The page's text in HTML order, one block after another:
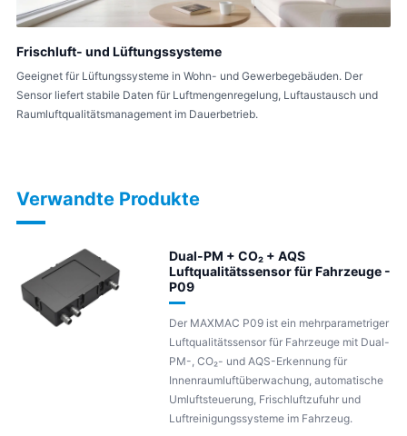
Frischluft- und Lüftungssysteme
Geeignet für Lüftungssysteme in Wohn- und Gewerbegebäuden. Der
Sensor liefert stabile Daten für Luftmengenregelung, Luftaustausch und
Raumluftqualitätsmanagement im Dauerbetrieb.
Verwandte Produkte
Dual-PM + CO₂ + AQS
Luftqualitätssensor für Fahrzeuge -
P09
Der MAXMAC P09 ist ein mehrparametriger
Luftqualitätssensor für Fahrzeuge mit Dual-
PM-, CO₂- und AQS-Erkennung für
Innenraumluftüberwachung, automatische
Umluftsteuerung, Frischluftzufuhr und
Luftreinigungssysteme im Fahrzeug.